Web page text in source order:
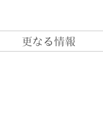
更なる情報